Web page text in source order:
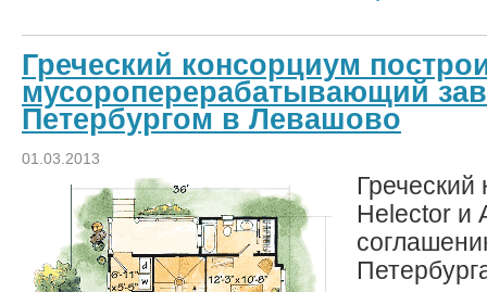
Греческий консорциум
мусороперерабатывающий
Петербургом в Левашово
01.03.2013
Helector и